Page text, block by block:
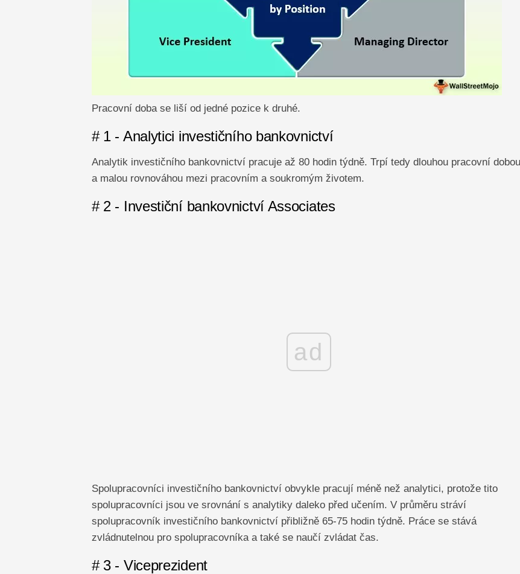
Pracovní doba se liší od jedné pozice k druhé.
# 1 - Analytici investičního bankovnictví
Analytik investičního bankovnictví pracuje až 80 hodin týdně. Trpí tedy dlouhou pracovní dobou
a malou rovnováhou mezi pracovním a soukromým životem.
# 2 - Investiční bankovnictví Associates
ad
Spolupracovníci investičního bankovnictví obvykle pracují méně než analytici, protože tito
spolupracovníci jsou ve srovnání s analytiky daleko před učením. V průměru stráví
spolupracovník investičního bankovnictví přibližně 65-75 hodin týdně. Práce se stává
zvládnutelnou pro spolupracovníka a také se naučí zvládat čas.
# 3 - Viceprezident